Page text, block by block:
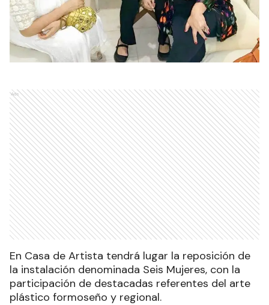
Ads
En Casa de Artista tendrá lugar la reposición de
la instalación denominada Seis Mujeres, con la
participación de destacadas referentes del arte
plástico formoseño y regional.